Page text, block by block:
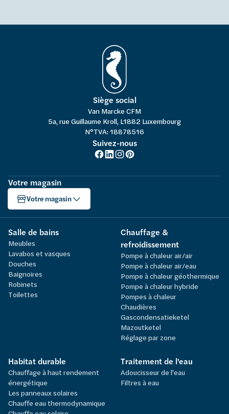
Siège social
Van Marcke CFM
5a, rue Guillaume Kroll, L1882 Luxembourg
N°TVA: 18878516
Suivez-nous
Votre magasin
Votre magasin
Salle de bains
Meubles
Lavabos et vasques
Douches
Baignoires
Robinets
Toilettes
Chauffage &
refroidissement
Pompe à chaleur air/air
Pompe à chaleur air/eau
Pompe à chaleur géothermique
Pompe à chaleur hybride
Pompes à chaleur
Chaudières
Gascondensatieketel
Mazoutketel
Réglage par zone
Habitat durable
Chauffage à haut rendement
énergétique
Les panneaux solaires
Chauffe eau thermodynamique
Traitement de l'eau
Adoucisseur de l'eau
Filtres à eau